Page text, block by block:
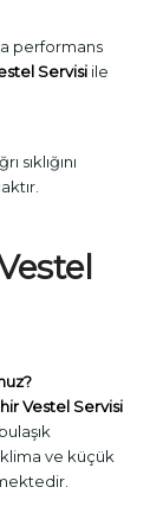
performans
Servisiile
sıklığını
Vestel Servisi
klima ve küçük